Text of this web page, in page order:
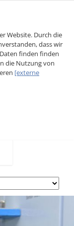
Website. Durch die
dass wir
finden finden
die Nutzung von
[externe